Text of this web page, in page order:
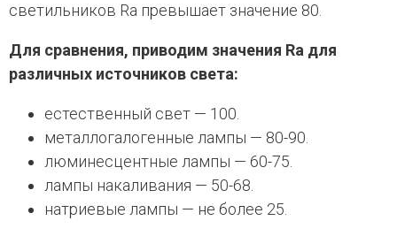
светильников Ra превышает значение 80.
Для сравнения, приводим значения Ra для
различных источников света:
естественный свет — 100.
металлогалогенные лампы — 80-90.
люминесцентные лампы — 60-75.
лампы накаливания — 50-68.
натриевые лампы — не более 25.